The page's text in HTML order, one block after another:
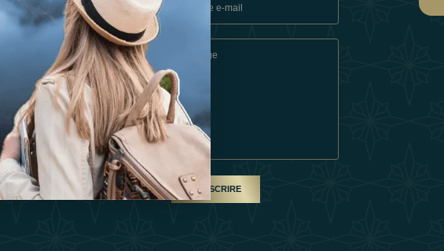
Termes Et Conditions
Devenez Partenaire
Our Team
SOUSCRIRE